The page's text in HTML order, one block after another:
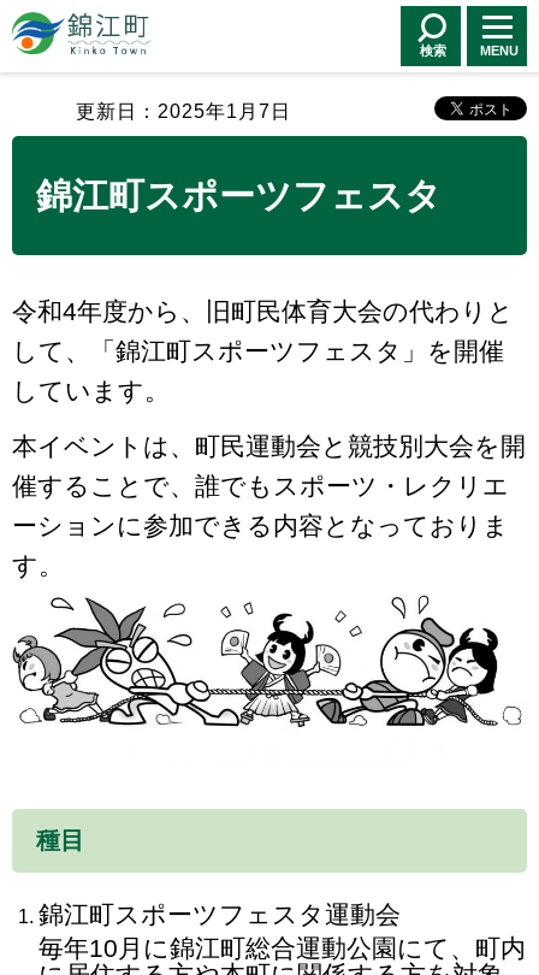
錦江町 Kinko
Town
検索 MENU
更新日：2025年1月7日
錦江町スポーツフェスタ
令和4年度から、旧町民体育大会の代わりと
して、「錦江町スポーツフェスタ」を開催
しています。
本イベントは、町民運動会と競技別大会を開
催することで、誰でもスポーツ・レクリエ
ーションに参加できる内容となっておりま
す。
種目
錦江町スポーツフェスタ運動会
毎年10月に錦江町総合運動公園にて、町内